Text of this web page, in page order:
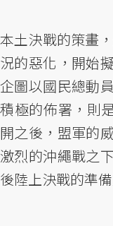
本土決戰的策畫
況的惡化，開始
企圖以國民總動
積極的佈署，則
開之後，盟軍的
激烈的沖繩戰之
後陸上決戰的準